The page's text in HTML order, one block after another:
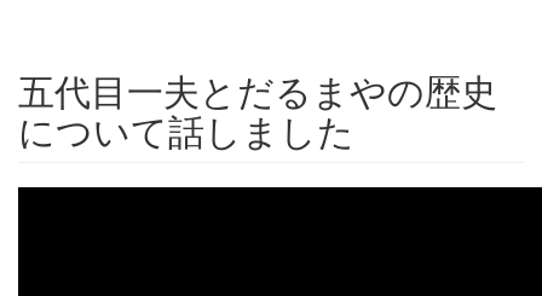
五代目一夫とだるまやの歴史
について話しました